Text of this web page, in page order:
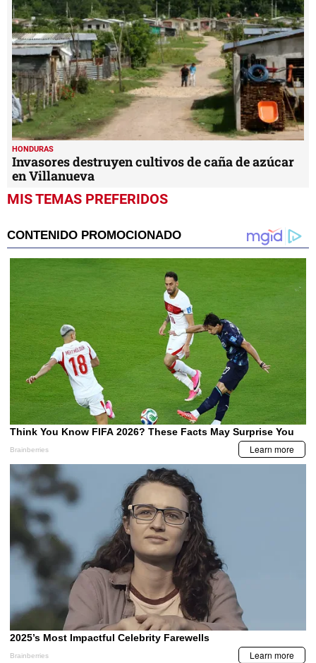
27
seconds
HONDURAS
Invasores destruyen cultivos de caña de azúcar
en Villanueva
MIS TEMAS PREFERIDOS